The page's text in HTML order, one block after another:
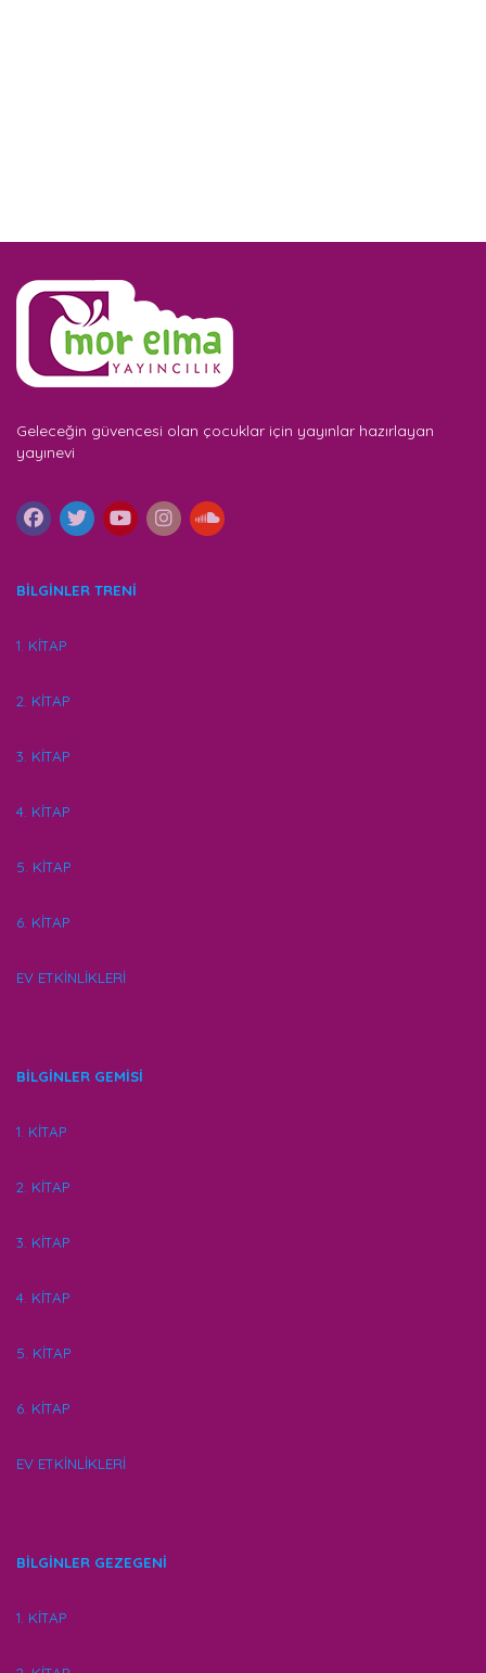
Geleceğin güvencesi olan çocuklar için yayınlar hazırlayan
yayınevi
BİLGİNLER TRENİ
1. KİTAP
2. KİTAP
3. KİTAP
4. KİTAP
5. KİTAP
6. KİTAP
EV ETKİNLİKLERİ
BİLGİNLER GEMİSİ
1. KİTAP
2. KİTAP
3. KİTAP
4. KİTAP
5. KİTAP
6. KİTAP
EV ETKİNLİKLERİ
BİLGİNLER GEZEGENİ
1. KİTAP